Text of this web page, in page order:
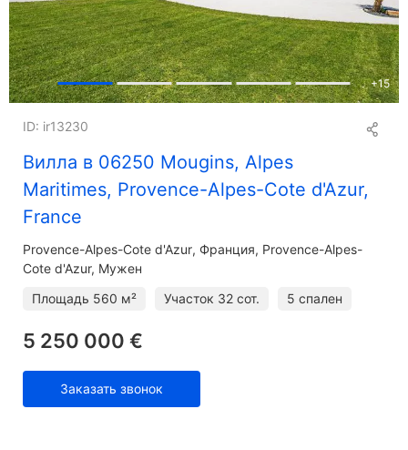
+15
Вилла в 06250 Mougins, Alpes
Maritimes, Provence-Alpes-Cote d'Azur,
France
ID: ir13230
Provence-Alpes-Cote d'Azur Франция, Provence-Alpes-
Cote d'Azur, Мужен
Площадь 560 м² Участок 32 сот. 5 спален
5 250 000 €
Заказать звонок